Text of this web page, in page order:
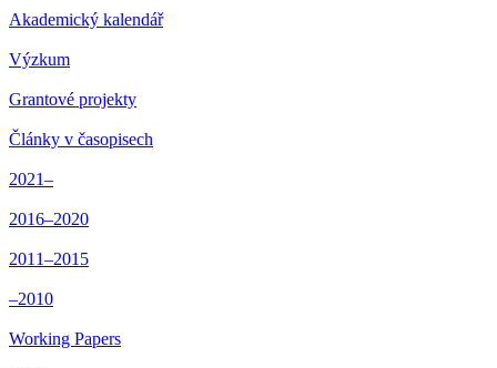
Akademický kalendář
Výzkum
Grantové projekty
Články v časopisech
2021–
2016–2020
2011–2015
–2010
Working Papers